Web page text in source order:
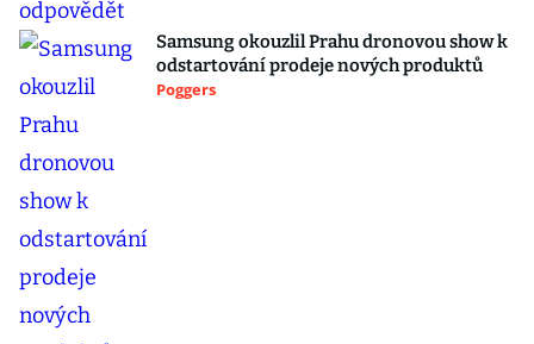
Samsung okouzlil Prahu dronovou show k
odstartování prodeje nových produktů
Poggers